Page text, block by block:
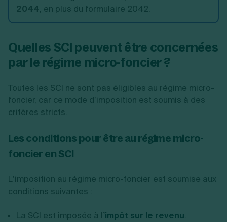
2044, en plus du formulaire 2042.
Quelles SCI peuvent être concernées
par le régime micro-foncier ?
Toutes les SCI ne sont pas éligibles au régime micro-
foncier, car ce mode d’imposition est soumis à des
critères stricts.
Les conditions pour être au régime micro-
foncier en SCI
L’imposition au régime micro-foncier est soumise aux
conditions suivantes :
La SCI est imposée à l’impôt sur le revenu.